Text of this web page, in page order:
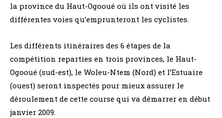
la province du Haut-Ogooué où ils ont visité les
différentes voies qu’emprunteront les cyclistes.
Les différents itinéraires des 6 étapes de la
compétition reparties en trois provinces, le Haut-
Ogooué (sud-est), le Woleu-Ntem (Nord) et l’Estuaire
(ouest) seront inspectés pour mieux assurer le
déroulement de cette course qui va démarrer en début
janvier 2009.